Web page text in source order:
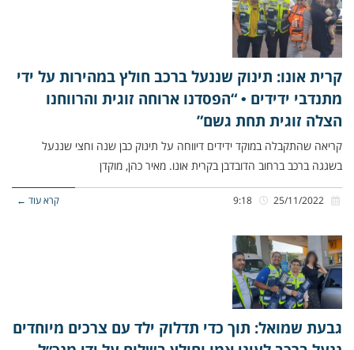
קרית אונו: תינוק שננעל ברכב חולץ במהירות על ידי
מתנדבי ידידים • “הפסדנו ארוחה זוגית והרווחנו
הצלה זוגית תחת גשם”
קריאה שהתקבלה במוקד ידידים דיווחה על תינוק כבן שנה וחצי שננעל
בשגגה ברכב ברחוב הדובדבן בקרית אונו. מאיר כהן, מוקדן
קרא עוד ←
גבעת שמואל: תוך כדי תדלוק ילד עם צרכים מיוחדים